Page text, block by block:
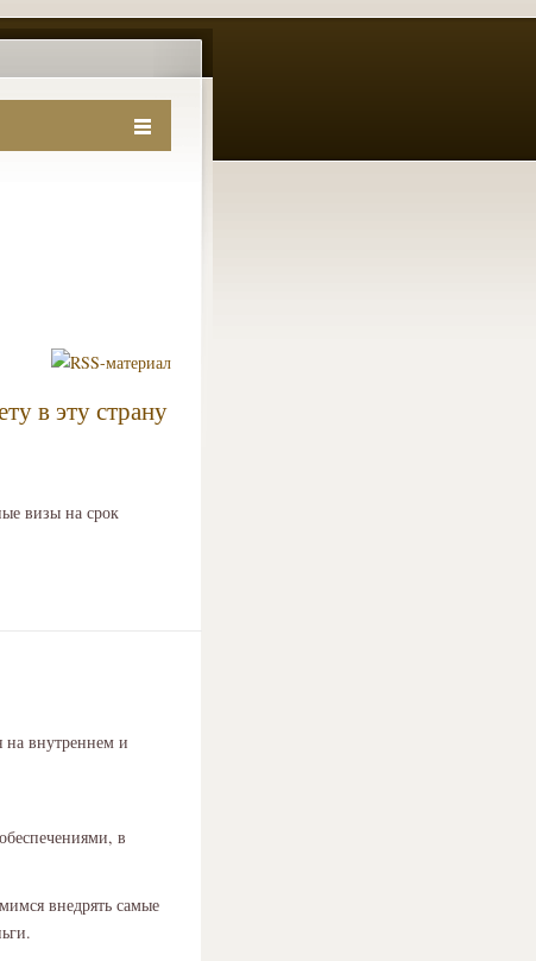
в эту страну
визы на срок
на внутреннем и
в
внедрять самые